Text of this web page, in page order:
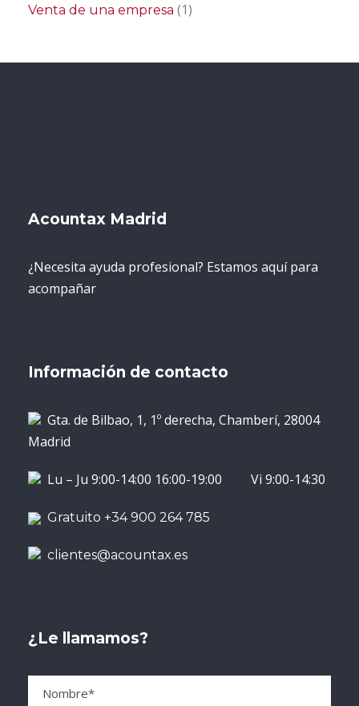
Venta de una empresa (1)
Acountax Madrid
¿Necesita ayuda profesional? Estamos aquí para
acompañar
Información de contacto
Gta. de Bilbao, 1, 1º derecha, Chamberí, 28004
Madrid
Lu – Ju 9:00-14:00 16:00-19:00 Vi 9:00-14:30
Gratuito +34 900 264 785
clientes@acountax.es
¿Le llamamos?